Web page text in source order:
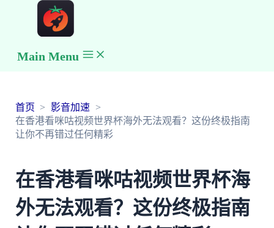
Main Menu
首页
影音加速
在香港看咪咕视频世界杯海外无法观看？这份终极指南
让你不再错过任何精彩
在香港看咪咕视频世界杯海
外无法观看？这份终极指南